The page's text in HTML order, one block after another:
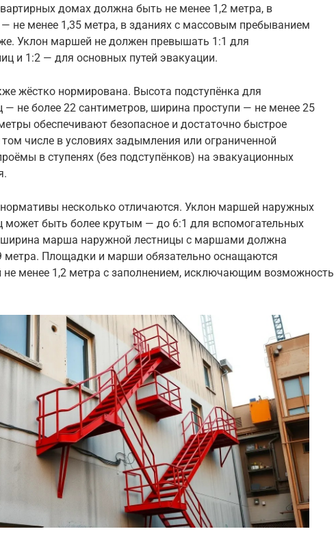
домах должна быть не менее 1,2 метра, в
не менее 1,35 метра, в зданиях с массовым пребыванием
Уклон маршей не должен превышать 1:1 для
и 1:2 — для основных путей эвакуации.
жёстко нормирована. Высота подступёнка для
— не более 22 сантиметров, ширина проступи — не менее 25
обеспечивают безопасное и достаточно быстрое
числе в условиях задымления или ограниченной
в ступенях (без подступёнков) на эвакуационных
несколько отличаются. Уклон маршей наружных
может быть более крутым — до 6:1 для вспомогательных
ширина марша наружной лестницы с маршами должна
метра. Площадки и марши обязательно оснащаются
менее 1,2 метра с заполнением, исключающим возможность